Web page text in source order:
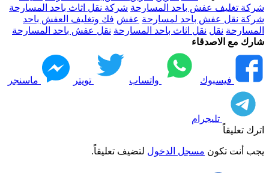
شركة تغليف عفش باحد المسارحة شركة نقل اثاث باحد المسارحة
شركة نقل عفش باحد لمسارحة عفش فك وتغليف العفش باحد
المسارحة نقل نقل اثاث باحد المسارحة نقل عفش باحد المسارحة
شارك مع الاصدقاء
فيسبوك واتساب تويتر ماسنجر
تليجرام
اترك تعليقاً
يجب أنت تكون مسجل الدخول لتضيف تعليقاً.